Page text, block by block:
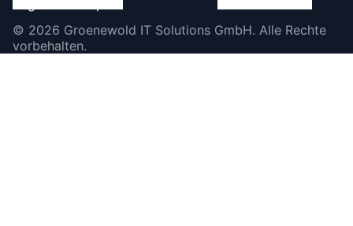
© 2026 Groenewold IT Solutions GmbH. Alle Rechte
vorbehalten.